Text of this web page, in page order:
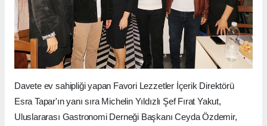
Davete ev sahipliği yapan Favori Lezzetler İçerik Direktörü
Esra Tapar'ın yanı sıra Michelin Yıldızlı Şef Fırat Yakut,
Uluslararası Gastronomi Derneği Başkanı Ceyda Özdemir,